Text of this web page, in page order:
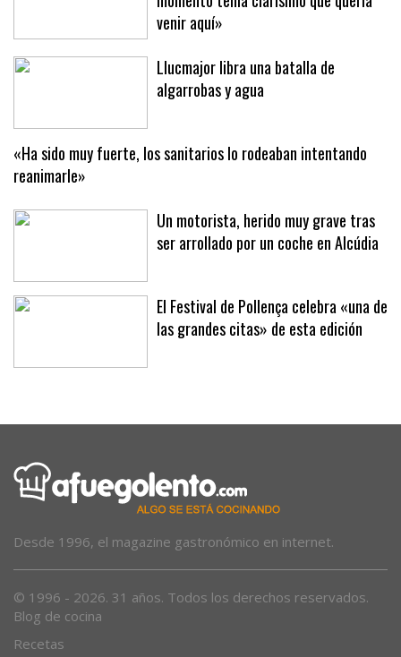
Josep Cerdà: «Desde el primer
momento tenía clarísimo que quería
venir aquí»
Llucmajor libra una batalla de
«Ha sido muy fuerte, los sanitarios lo rodeaban intentando
reanimarle»
Un motorista, herido muy grave tras
El Festival de Pollença celebra «una de
Blog de cocina